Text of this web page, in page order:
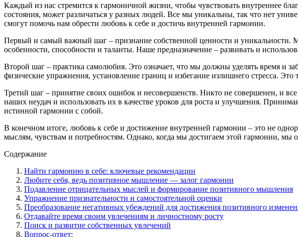
Каждый из нас стремится к гармоничной жизни, чтобы чувствовать внутреннее
состояния, может различаться у разных людей. Все мы уникальны, так что нет
смогут помочь нам обрести любовь к себе и достичь внутренней гармонии.
Первый и самый важный шаг – признание собственной ценности и
особенности, способности и таланты. Наше предназначение – развивать и
Второй шаг – практика самолюбия. Это означает, что мы должны уделять время и
физические упражнения, установление границ и избегание излишнего стресса.
Третий шаг – принятие своих ошибок и несовершенств. Никто не совершенен, и
наших неудач и использовать их в качестве уроков для роста и улучшения.
истинной гармонии с собой.
В конечном итоге, любовь к себе и достижение внутренней гармонии – это не
мыслям, чувствам и потребностям. Однако, когда мы достигаем этой гармонии,
Содержание
Найти гармонию в себе: ключевые рекомендации
Любите себя, ведь позитивное мышление — залог гармонии
Подавление отрицательных мыслей и формирование позитивного мышления
Упражнение признательности и самостоятельной оценки
Преобразование негативных убеждений для достижения позитивного
Отдавайте время своим увлечениям и личностному росту
Поиск и развитие собственных увлечений
Вопрос-ответ: